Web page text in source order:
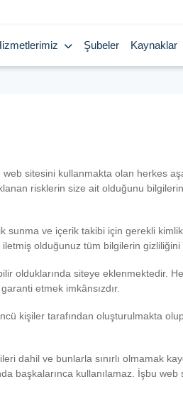
Şubeler Kaynaklar
sitesini kullanmakta olan herkes
risklerin size ait olduğunu
ve içerik takibi için gerekli
olduğunuz tüm bilgilerin gizliliğini
olduklarında siteye eklenmektedir.
etmek imkânsızdır.
kişiler tarafından oluşturulmakta
dahil ve bunlarla sınırlı olmamak
başkalarınca kullanılamaz. İşbu